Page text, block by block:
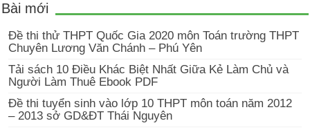
Bài mới
Đề thi thử THPT Quốc Gia 2020 môn Toán trường THPT
Chuyên Lương Văn Chánh – Phú Yên
Tải sách 10 Điều Khác Biệt Nhất Giữa Kẻ Làm Chủ và
Người Làm Thuê Ebook PDF
Đề thi tuyển sinh vào lớp 10 THPT môn toán năm 2012
– 2013 sở GD&ĐT Thái Nguyên